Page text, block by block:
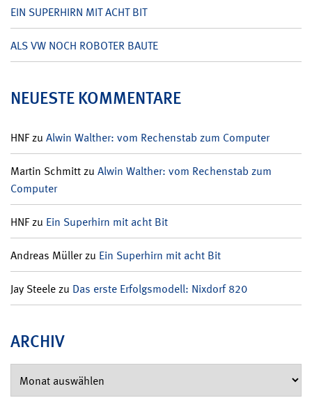
EIN SUPERHIRN MIT ACHT BIT
ALS VW NOCH ROBOTER BAUTE
NEUESTE KOMMENTARE
HNFzu Alwin Walther: vom Rechenstab zum Computer
Martin Schmittzu Alwin Walther: vom Rechenstab zum
Computer
HNFzu Ein Superhirn mit acht Bit
Andreas Müllerzu Ein Superhirn mit acht Bit
Jay Steelezu Das erste Erfolgsmodell: Nixdorf 820
ARCHIV